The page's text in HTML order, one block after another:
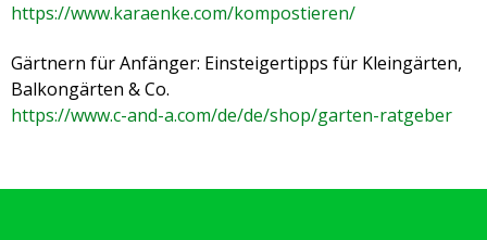
https://www.karaenke.com/kompostieren/
Gärtnern für Anfänger: Einsteigertipps für Kleingärten,
Balkongärten & Co.
https://www.c-and-a.com/de/de/shop/garten-ratgeber